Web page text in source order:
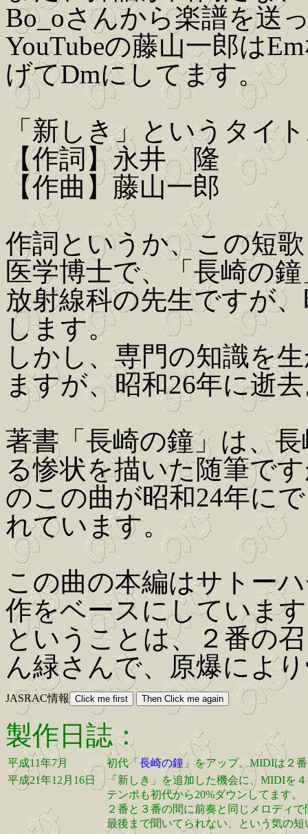
Bo_oさんから楽譜を送
YouTubeの藤山一郎は
げてDmにしてます。
「新しき」というタイ
【作詞】永井 隆
【作曲】藤山一郎
作詞というか、この短
医学博士で、「長崎の
放射線科の先生ですが
します。
しかし、専門の知識を
ますが、昭和26年に逝
著書「長崎の鐘」は、
る惨状を描いた随筆で
のこの曲が昭和24年に
れています。
この曲の本編はサトー
作をベースにしていま
ということは、２番の
ん緑さんで、原爆によ
JASRAC情報
製作日誌：
平成11年7月 初代「 長崎の鐘 」をアップ。MIDIは２
平成21年12月16日
「新しき」を追加した機会に、MIDIを
テンポも初代から20%ダウンしてます。
２番と３番の間に前奏と同じメロディ
最後まで聞いてられない、という気の